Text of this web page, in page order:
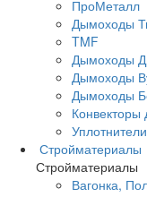
ПроМеталл
Дымоходы
TMF
Дымоходы
Дымоходы
Дымоходы
Стройматериалы
Стройматериалы
Вагонка,